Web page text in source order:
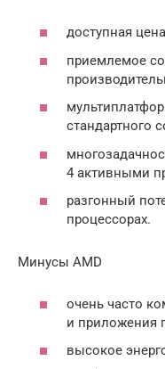
доступная
приемлемое
стандартного
4 активными
разгонный
процессорах.
Минусы AMD
очень часто
и приложения
высокое